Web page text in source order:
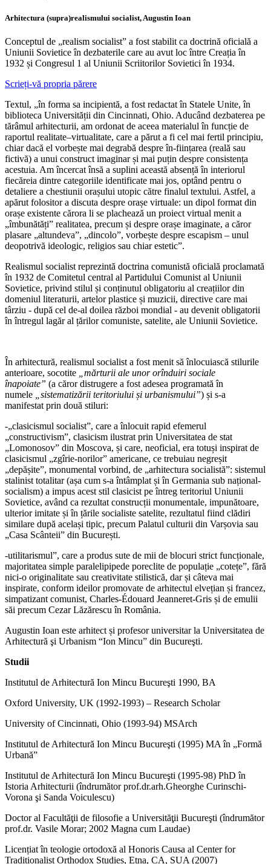
Arhitectura (supra)realismului socialist, Augustin Ioan
Conceptul de „realism socialist” a fost stabilit ca doctrină oficială a
Uniunii Sovietice în dezbaterile care au avut loc între Creația în
1932 și Congresul 1 al Uniunii Scriitorilor Sovietici în 1934.
Scrieți-vă propria părere
Textul, „în forma sa incipientă, a fost redactat în Statele Unite, în
biblioteca Universității din Cincinnati, Ohio. Aducând dezbaterea pe
tărâmul arhitecturii, am ordonat de aceea materialul în funcție de
raportul realitate–virtualitate, care a părut a fi cel mai fertil principiu,
chiar dacă el vorbește mai degrabă despre în-ființarea (reală sau
fictivă) a unui construct imaginar și mai puțin despre consistența
acestuia. Am încercat însă a suplini această absență în interiorul
fiecăreia dintre categoriile identificate mai jos, optând pentru o
detaliere a chestiunii orașului utopic către finalul textului. Astfel, a
apărut folositor a discuta despre orașe virtuale: un dipol format din
orașe existente cărora li se plachează un proiect virtual menit a
„îmbunătăți” realitatea, precum și despre orașe imaginate, a căror
plasare „altundeva”, „dincolo”, vorbește despre escapism – unul
deopotrivă ideologic, religios sau chiar estetic”.
Realismul socialist reprezintă doctrina comunistă oficială proclamată
în 1932 de Comitetul central al Partidului Comunist al Uniunii
Sovietice, privind stilul și conținutul obligatoriu al creațiilor din
domeniul literaturii, artelor plastice și muzicii, directive care mai
târziu - după cel de-al doilea război mondial - au devenit obligatorii
în întregul lagăr al țărilor comuniste, satelite, ale Uniunii Sovietice.
În arhitectură, realismul socialist a fost menit să înlocuiască stilurile
anterioare, socotite
„mărturii ale unor orînduiri sociale
înapoiate” (a căror distrugere a fost adesea programată în
numele
„sistematizării teritoriului și urbanismului”) și s-a
manifestat prin două stiluri:
-„clasicismul socialist”, care a înlocuit rapid efemerul
„constructivism”, clasicism ilustrat prin Universitatea de stat
„Lomonosov” din Moscova, și care, neoficial, era totuși inspirat de
clasicismul „zgîrie-norilor” americane, ce trebuiau negreșit
„depășite”, monumental vorbind, de „arhitectura socialistă”: sistemul
stalinist totalitar (așa cum s-a întâmplat și în Germania sub național-
socialism) a impus acest stil clasicist pe întreg teritoriul Uniunii
Sovietice, având ca rezultat construcții monumentale, impunătoare,
ulterior imitate și în țările socialiste satelite, rezultatul fiind clădiri
similare după același tipic, precum Palatul culturii din Varșovia sau
„Casa Scânteii” din București.
-utilitarismul”, care a produs sute de mii de blocuri strict funcționale,
majoritatea simple paralelipipede poreclite de populație „cotețe”, fără
nici-o originalitate sau creativitate stilistică, dar și câteva mai
inspirate, conform ideilor promovate de arhitectul elvețian și francez,
simpatizant comunist, Charles-Édouard Jeanneret-Gris și de emulii
săi precum Cezar Lăzărescu în România.
Augustin Ioan este arhitect și profesor universitar la Universitatea de
Arhitectură şi Urbanism “Ion Mincu” din Bucureşti.
Studii
Institutul de Arhitectură Ion Mincu Bucureşti 1990, BA
Oxford University, UK (1992-1993) – Research Scholar
University of Cincinnati, Ohio (1993-94) MSArch
Institutul de Arhitectură Ion Mincu Bucureşti (1995) MA în „Formă
Urbană”
Institutul de Arhitectură Ion Mincu Bucureşti (1995-98) PhD în
Istoria Arhitecturii (îndrumător prof.dr.arh.Gheorghe Curinschi-
Vorona şi Sanda Voiculescu)
Doctor al Facultăţii de filosofie a Universităţii Bucureşti (îndrumător
prof.dr. Vasile Morar; 2002 Magna cum Laudae)
Licențiat în teologie ortodoxă al Honoris Causa al Center for
Traditionalist Orthodox Studies, Etna, CA, SUA (2007)